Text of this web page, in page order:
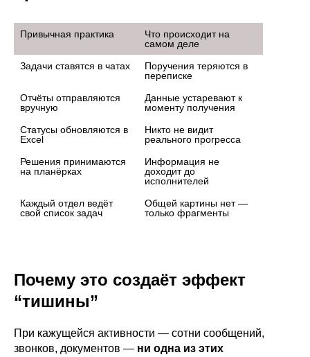
Привычная практика
Что происходит на
самом деле
Задачи ставятся в чатах
Поручения теряются в
переписке
Отчёты отправляются
вручную
Данные устаревают к
моменту получения
Статусы обновляются в
Excel
Никто не видит
реального прогресса
Решения принимаются
на планёрках
Информация не
доходит до
исполнителей
Каждый отдел ведёт
свой список задач
Общей картины нет —
только фрагменты
Почему это создаёт эффект
“тишины”
При кажущейся активности — сотни сообщений,
звонков, документов — ни одна из этих